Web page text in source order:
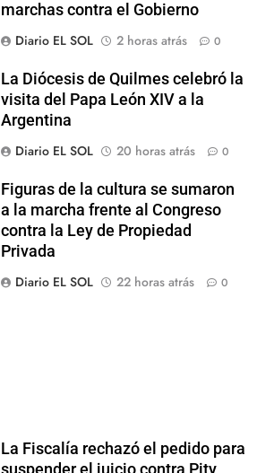
marchas contra el Gobierno
Diario EL SOL
2 horas atrás 0
La Diócesis de Quilmes celebró la
visita del Papa León XIV a la
Argentina
Diario EL SOL
20 horas atrás 0
Figuras de la cultura se sumaron
a la marcha frente al Congreso
contra la Ley de Propiedad
Privada
Diario EL SOL
22 horas atrás 0
La Fiscalía rechazó el pedido para